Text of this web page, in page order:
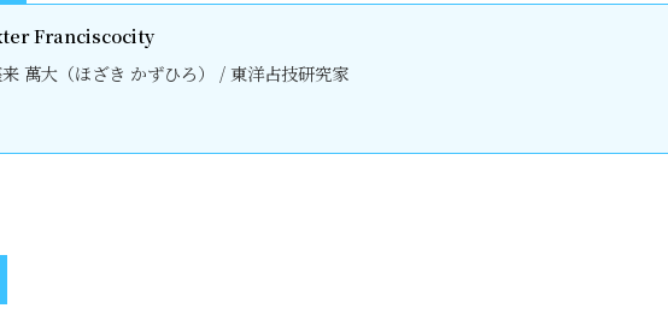
Franciscocity
萬大（ほざき かずひろ） / 東洋占技研究家